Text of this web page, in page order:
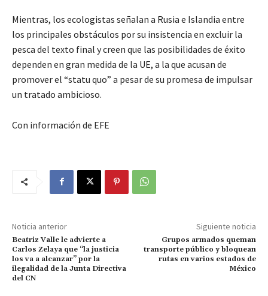
Mientras, los ecologistas señalan a Rusia e Islandia entre
los principales obstáculos por su insistencia en excluir la
pesca del texto final y creen que las posibilidades de éxito
dependen en gran medida de la UE, a la que acusan de
promover el “statu quo” a pesar de su promesa de impulsar
un tratado ambicioso.
Con información de EFE
Noticia anterior
Beatriz Valle le advierte a
Carlos Zelaya que “la justicia
los va a alcanzar” por la
ilegalidad de la Junta Directiva
del CN
Siguiente noticia
Grupos armados queman
transporte público y bloquean
rutas en varios estados de
México